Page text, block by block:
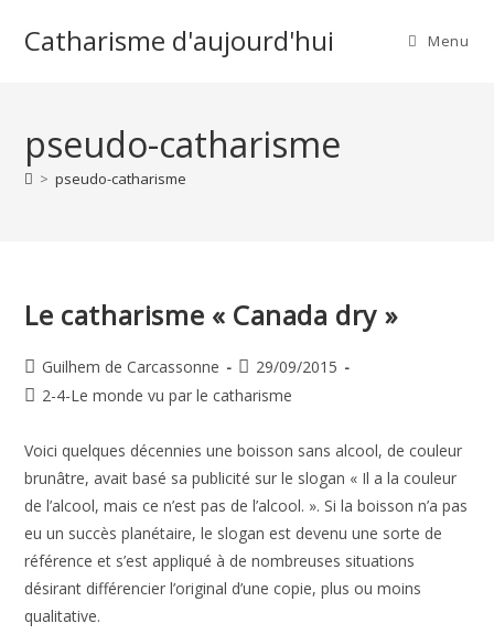
Catharisme d'aujourd'hui Menu
pseudo-catharisme
> pseudo-catharisme
Le catharisme « Canada dry »
Auteur/autrice
de
Guilhem de Carcassonne
Publication
publiée :
29/09/2015
Post2-4-Le monde vu par le catharisme
Voici quelques décennies une boisson sans alcool, de couleur
brunâtre, avait basé sa publicité sur le slogan « Il a la couleur
de l’alcool, mais ce n’est pas de l’alcool. ». Si la boisson n’a pas
eu un succès planétaire, le slogan est devenu une sorte de
référence et s’est appliqué à de nombreuses situations
désirant différencier l’original d’une copie, plus ou moins
qualitative.